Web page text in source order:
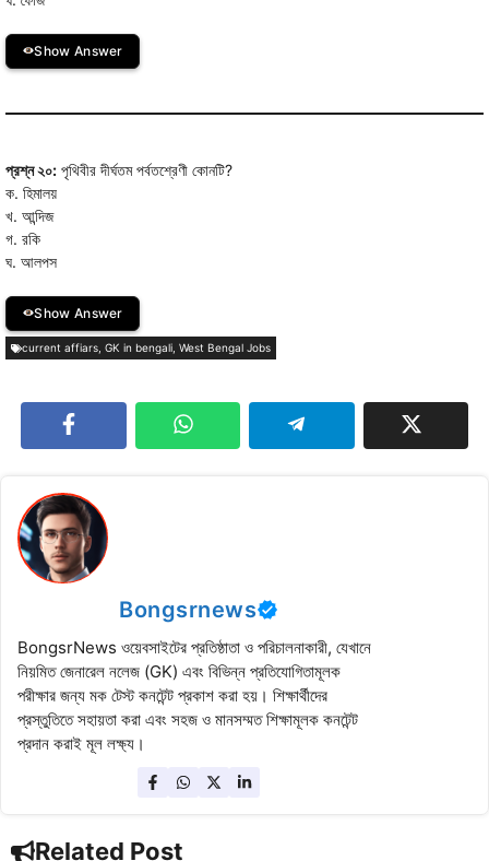
Show Answer
প্রশ্ন ২০: পৃথিবীর দীর্ঘতম পর্বতশ্রেণী কোনটি?
ক. হিমালয়
খ. আন্দিজ
গ. রকি
ঘ. আলপস
Show Answer
current affiars GK in bengali West Bengal Jobs
Bongsrnews
BongsrNews ওয়েবসাইটের প্রতিষ্ঠাতা ও পরিচালনাকারী, যেখানে
নিয়মিত জেনারেল নলেজ (GK) এবং বিভিন্ন প্রতিযোগিতামূলক
পরীক্ষার জন্য মক টেস্ট কনটেন্ট প্রকাশ করা হয়। শিক্ষার্থীদের
প্রস্তুতিতে সহায়তা করা এবং সহজ ও মানসম্মত শিক্ষামূলক কনটেন্ট
প্রদান করাই মূল লক্ষ্য।
Related Post